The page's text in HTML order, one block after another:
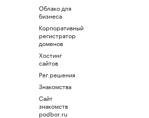
Облако для
бизнеса
Корпоративный
регистратор
доменов
Хостинг
сайтов
Рег.решения
Знакомства
Сайт
знакомств
podbor.ru